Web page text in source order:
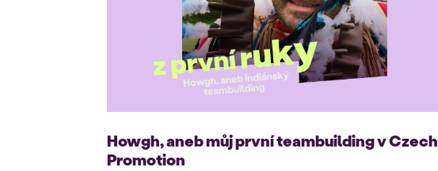
Howgh, aneb můj první teambuilding v Czech
Promotion